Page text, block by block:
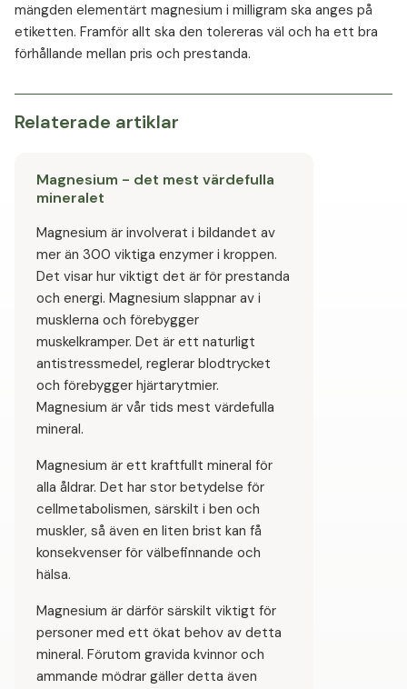
mängden elementärt magnesium i milligram ska anges på
etiketten. Framför allt ska den tolereras väl och ha ett bra
förhållande mellan pris och prestanda.
Relaterade artiklar
Magnesium - det mest värdefulla
mineralet
Magnesium är involverat i bildandet av
mer än 300 viktiga enzymer i kroppen.
Det visar hur viktigt det är för prestanda
och energi. Magnesium slappnar av i
musklerna och förebygger
muskelkramper. Det är ett naturligt
antistressmedel, reglerar blodtrycket
och förebygger hjärtarytmier.
Magnesium är vår tids mest värdefulla
mineral.
Magnesium är ett kraftfullt mineral för
alla åldrar. Det har stor betydelse för
cellmetabolismen, särskilt i ben och
muskler, så även en liten brist kan få
konsekvenser för välbefinnande och
hälsa.
Magnesium är därför särskilt viktigt för
personer med ett ökat behov av detta
mineral. Förutom gravida kvinnor och
ammande mödrar gäller detta även